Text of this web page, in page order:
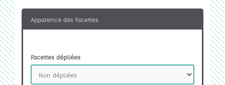
Apparence des facettes
Facettes dépliées